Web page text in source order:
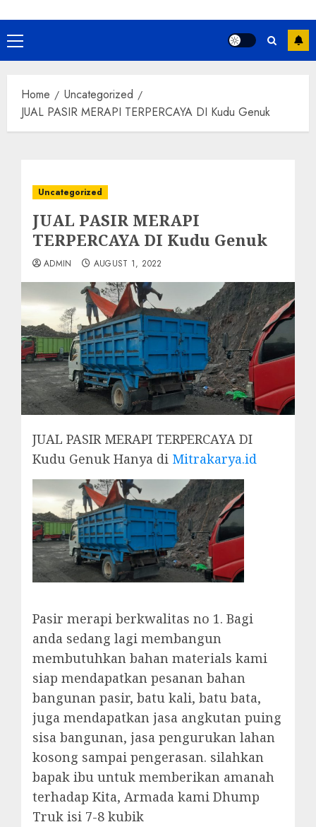
Primary
Menu
Home
Uncategorized
JUAL PASIR MERAPI TERPERCAYA DI Kudu Genuk
Uncategorized
JUAL PASIR MERAPI
TERPERCAYA DI Kudu Genuk
ADMIN AUGUST 1, 2022
JUAL PASIR MERAPI TERPERCAYA DI
Kudu Genuk Hanya di Mitrakarya.id
Pasir merapi berkwalitas no 1. Bagi
anda sedang lagi membangun
membutuhkan bahan materials kami
siap mendapatkan pesanan bahan
bangunan pasir, batu kali, batu bata,
juga mendapatkan jasa angkutan puing
sisa bangunan, jasa pengurukan lahan
kosong sampai pengerasan. silahkan
bapak ibu untuk memberikan amanah
terhadap Kita, Armada kami Dhump
Truk isi 7-8 kubik